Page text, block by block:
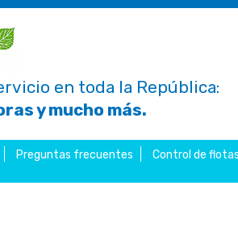
en toda la República:
y mucho más.
Preguntas frecuentes
Control de